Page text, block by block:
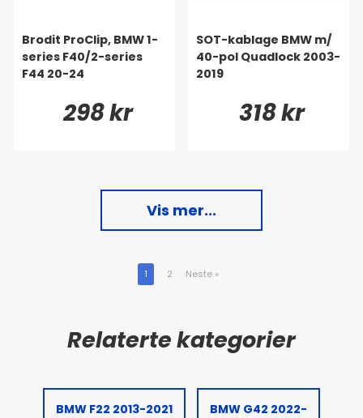
Brodit ProClip, BMW 1-
series F40/2-series
F44 20-24
298 kr
SOT-kablage BMW m/
40-pol Quadlock 2003-
2019
318 kr
Vis mer...
1 2 Neste »
BMW F22 2013-2021 BMW G42 2022-